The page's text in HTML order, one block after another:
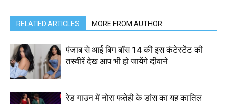
RELATED ARTICLES MORE FROM AUTHOR
पंजाब से आई बिग बॉस 14 की इस कंटेस्टेंट की
तस्वीरें देख आप भी हो जायेंगे दीवाने
रेड गाउन में नोरा फतेही के डांस का यह कातिल